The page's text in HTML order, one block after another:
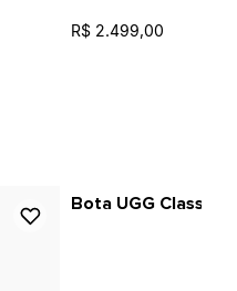
R$ 2.499,00
Bota UGG Classic